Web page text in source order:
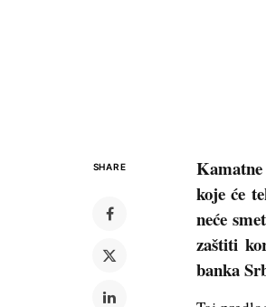
SHARE
koje će
neće
zaštiti
banka